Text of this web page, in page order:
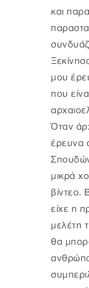
και
μου
που
Όταν
έρευνα
μικρά
βίντεο.
είχε η
μελέτη
θα